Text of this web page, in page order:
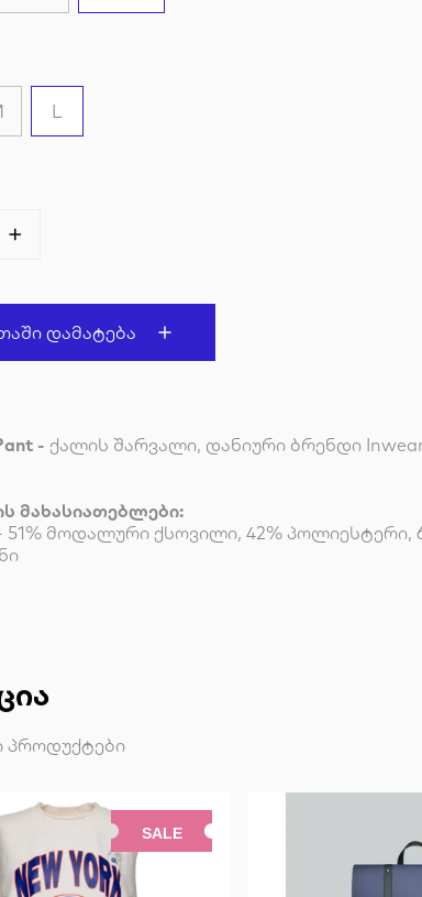
L
Დამატება
- ქალის შარვალი, დანიური ბრენდი
მახასიათებლები:
51% მოდალური ქსოვილი, 42% პოლიესტერი,
პროდუქტები
SALE